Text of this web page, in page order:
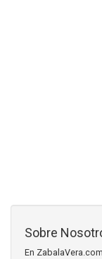
Sobre
En